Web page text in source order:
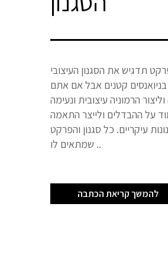
תדגיש את הסגנון העיצובי
קטנים אבל אם אתם
הרמוניה עיצובית ונעימה
עיקריים. כל סגנון והפרקט
שמתאים לו ..
להמשך קריאת הכתבה